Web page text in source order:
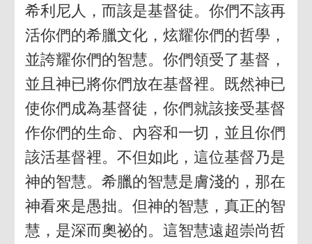
希利尼人，而該是基督徒。你們不該再
活你們的希臘文化，炫耀你們的哲學，
並誇耀你們的智慧。你們領受了基督，
並且神已將你們放在基督裡。既然神已
使你們成為基督徒，你們就該接受基督
作你們的生命、內容和一切，並且你們
該活基督裡。不但如此，這位基督乃是
神的智慧。希臘的智慧是膚淺的，那在
神看來是愚拙。但神的智慧，真正的智
慧，是深而奧祕的。這智慧遠超崇尚哲